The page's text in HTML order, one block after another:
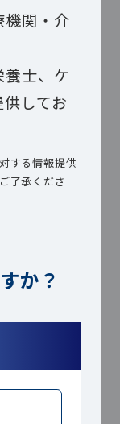
中の
合物
より
？
ます
が低く
しもエ
機関・介
養士、ケ
してお
する情報提供
了承くださ
か？